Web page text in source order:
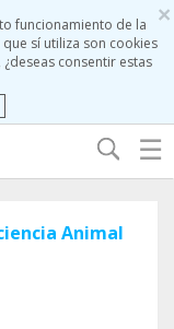
×
funcionamiento de la
sí utiliza son cookies
¿deseas consentir estas
☰
Animal